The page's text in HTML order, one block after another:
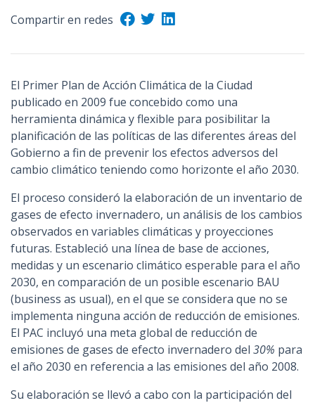
Compartir en redes
El Primer Plan de Acción Climática de la Ciudad
publicado en 2009 fue concebido como una
herramienta dinámica y flexible para posibilitar la
planificación de las políticas de las diferentes áreas del
Gobierno a fin de prevenir los efectos adversos del
cambio climático teniendo como horizonte el año 2030.
El proceso consideró la elaboración de un inventario de
gases de efecto invernadero, un análisis de los cambios
observados en variables climáticas y proyecciones
futuras. Estableció una línea de base de acciones,
medidas y un escenario climático esperable para el año
2030, en comparación de un posible escenario BAU
(business as usual), en el que se considera que no se
implementa ninguna acción de reducción de emisiones.
El PAC incluyó una meta global de reducción de
emisiones de gases de efecto invernadero del 30% para
el año 2030 en referencia a las emisiones del año 2008.
Su elaboración se llevó a cabo con la participación del